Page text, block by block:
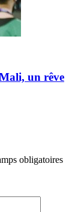
un rêve
obligatoires